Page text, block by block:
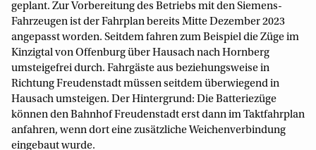
geplant. Zur Vorbereitung des Betriebs mit den Siemens-
Fahrzeugen ist der Fahrplan bereits Mitte Dezember 2023
angepasst worden. Seitdem fahren zum Beispiel die Züge im
Kinzigtal von Offenburg über Hausach nach Hornberg
umsteigefrei durch. Fahrgäste aus beziehungsweise in
Richtung Freudenstadt müssen seitdem überwiegend in
Hausach umsteigen. Der Hintergrund: Die Batteriezüge
können den Bahnhof Freudenstadt erst dann im Taktfahrplan
anfahren, wenn dort eine zusätzliche Weichenverbindung
eingebaut wurde.